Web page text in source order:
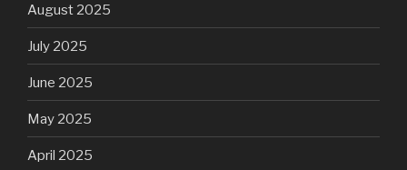
August 2025
July 2025
June 2025
May 2025
April 2025